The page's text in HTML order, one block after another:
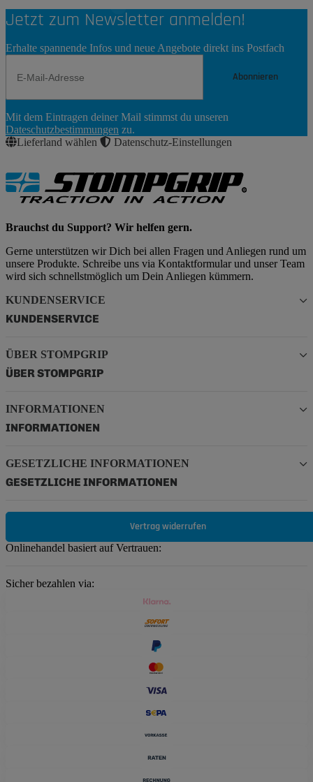
Jetzt zum Newsletter anmelden!
Erhalte spannende Infos und neue Angebote direkt ins Postfach
Abonnieren
Abonnieren
Mit dem Eintragen deiner Mail stimmst du unseren
Dateschutzbestimmungen zu.
Lieferland wählen
Datenschutz-Einstellungen
Brauchst du Support? Wir helfen gern.
Gerne unterstützen wir Dich bei allen Fragen und Anliegen rund um
unsere Produkte. Schreibe uns via Kontaktformular und unser Team
wird sich schnellstmöglich um Dein Anliegen kümmern.
KUNDENSERVICE
KUNDENSERVICE
ÜBER STOMPGRIP
ÜBER STOMPGRIP
INFORMATIONEN
INFORMATIONEN
GESETZLICHE INFORMATIONEN
GESETZLICHE INFORMATIONEN
Vertrag widerrufen
Onlinehandel basiert auf Vertrauen:
Sicher bezahlen via: